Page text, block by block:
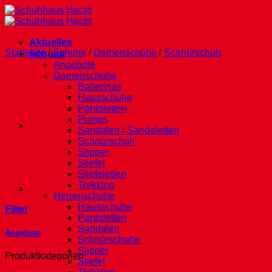
Zum
Inhalt
Aktuelles
Schuhe
Angebote
Damenschuhe
Ballerinas
Hausschuhe
Pantoletten
Pumps
Sandalen / Sandaletten
Schnürschuh
Slipper
Stiefel
Stiefeletten
Trekking
Herrenschuhe
Hausschuhe
Pantoletten
Sandalen
Schnürschuhe
Slipper
Stiefel
Startseite / Schuhe / Damenschuhe / Schnürschuh
Filter
Angebote
Produktkategorien